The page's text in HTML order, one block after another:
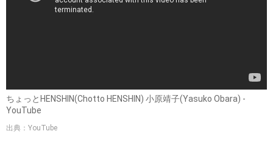
ちょっとHENSHIN(Chotto HENSHIN) 小原靖子(Yasuko Obara) -
YouTube
出典：YouTube